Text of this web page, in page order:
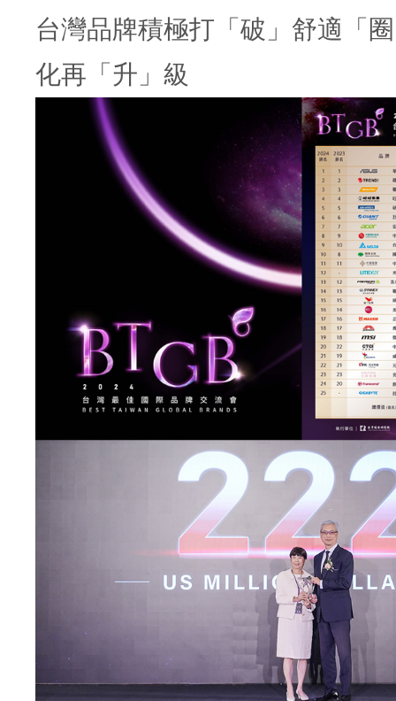
台灣品牌積極打「破」舒適「
化再「升」級